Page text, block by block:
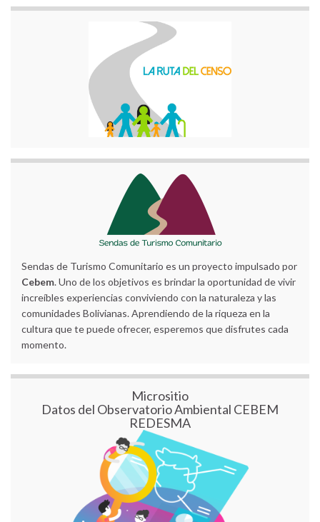
Sendas de Turismo Comunitario es un proyecto impulsado por
Cebem. Uno de los objetivos es brindar la oportunidad de vivir
increíbles experiencias conviviendo con la naturaleza y las
comunidades Bolivianas. Aprendiendo de la riqueza en la
cultura que te puede ofrecer, esperemos que disfrutes cada
momento.
Micrositio
Datos del Observatorio Ambiental CEBEM
REDESMA